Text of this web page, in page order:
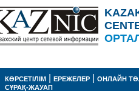
КӨРСЕТІЛІМ ЕРЕЖЕЛЕР ОНЛАЙН
СҰРАҚ-ЖАУАП